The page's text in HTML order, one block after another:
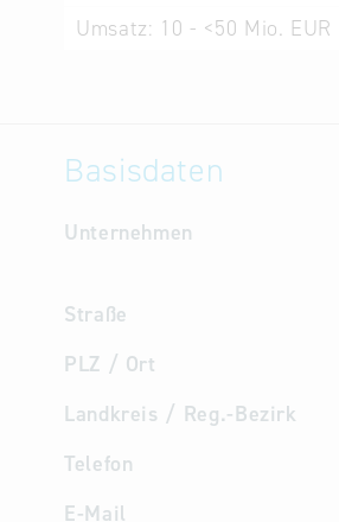
Umsatz: 10 - <50 Mio. EUR
Basisdaten
Unternehmen
Straße
PLZ / Ort
Landkreis / Reg.-Bezirk
Telefon
E-Mail